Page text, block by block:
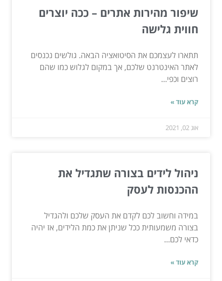
שיפור מהירות אתרים – ככה יוצרים
חווית גלישה
תתארו לעצמכם את הסיטואציה הבאה. גולשים נכנסים
לאתר האינטרנט שלכם, אך במקום לגלוש כמו שהם
רוצים וכפי...
קרא עוד »
אוג 02, 2021
ניהול לידים בצורה שתגדיל את
ההכנסות לעסק
במידה וחשוב לכם לקדם את העסק שלכם ולהגדיל
בצורה משמעותית ככל שניתן את כמת הלידים, אז יהיה
כדאי לכם...
קרא עוד »